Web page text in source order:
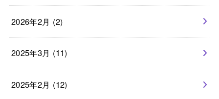
2026年2月 (2)
2025年3月 (11)
2025年2月 (12)